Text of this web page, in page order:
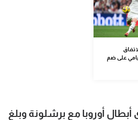
على ضم
فاز خلالها بدوري أبطال أوروبا مع برشلونة وبلغ